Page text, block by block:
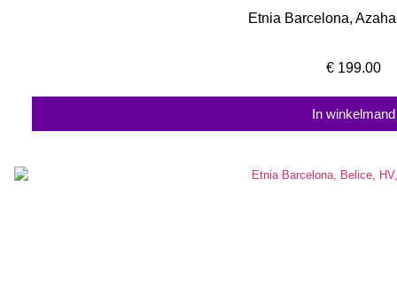
Etnia Barcelona,
€ 199.00
In winkelmand